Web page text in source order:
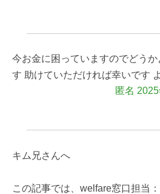
今お金に困っていますのでどうか
す 助けていただければ幸いです
匿名
キム兄さんへ
この記事では、welfare窓口担当